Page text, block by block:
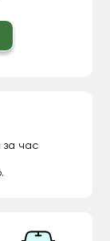
за час